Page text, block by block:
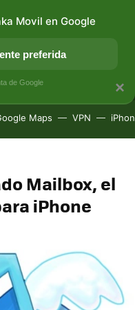
APLICACIONES
Maps VPN
Mailbox, el
iPhone
×
Movil en Google
preferida
de Google